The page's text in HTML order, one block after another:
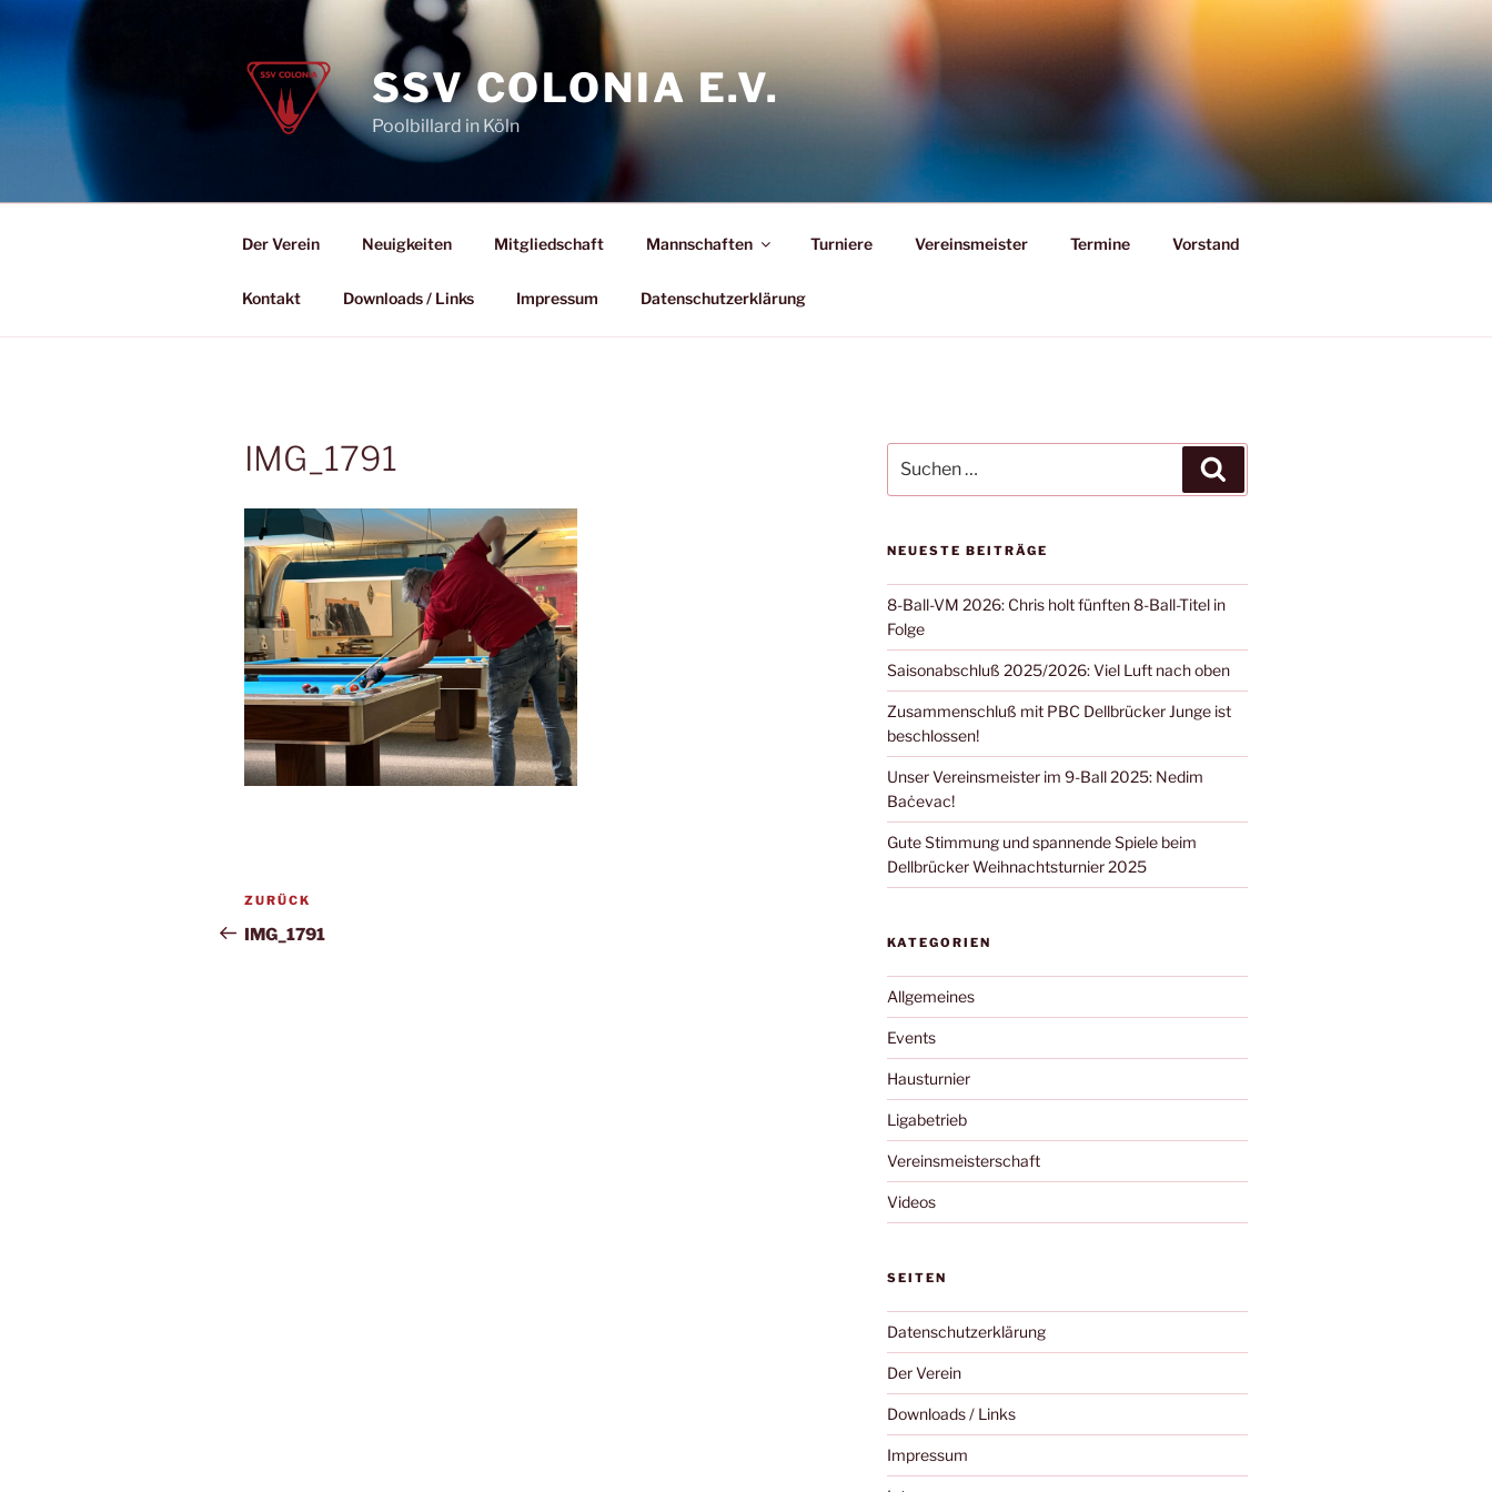
SSV COLONIA E.V.
Poolbillard in Köln
Der Verein Neuigkeiten Mitgliedschaft Mannschaften Turniere Vereinsmeister Termine Vorstand
Kontakt Downloads / Links Impressum Datenschutzerklärung
IMG_1791
Beitragsnavigation
Vorheriger
Beitrag
ZURÜCK
IMG_1791
nach:
NEUESTE BEITRÄGE
8-Ball-VM 2026: Chris holt fünften 8-Ball-Titel in
Folge
Saisonabschluß 2025/2026: Viel Luft nach oben
Zusammenschluß mit PBC Dellbrücker Junge ist
beschlossen!
Unser Vereinsmeister im 9-Ball 2025: Nedim
Baċevac!
Gute Stimmung und spannende Spiele beim
Dellbrücker Weihnachtsturnier 2025
KATEGORIEN
Allgemeines
Events
Hausturnier
Ligabetrieb
Vereinsmeisterschaft
Videos
SEITEN
Datenschutzerklärung
Der Verein
Downloads / Links
Impressum